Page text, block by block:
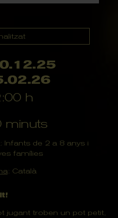
h
minuts
: Infants de 2 a 8 anys i
famílies
: Català
jugant troben un pot petit,